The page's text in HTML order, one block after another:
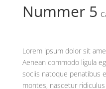
Nummer 5
Lorem ipsum dolor sit
Aenean commodo ligula
sociis natoque penatibus
montes, nascetur